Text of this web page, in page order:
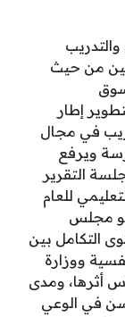
من حيث
إطار
في مجال
ويرفع
التقرير
للعام
عضو مجلس
التكامل بين
ووزارة
أثرها، ومدى
في الوعي